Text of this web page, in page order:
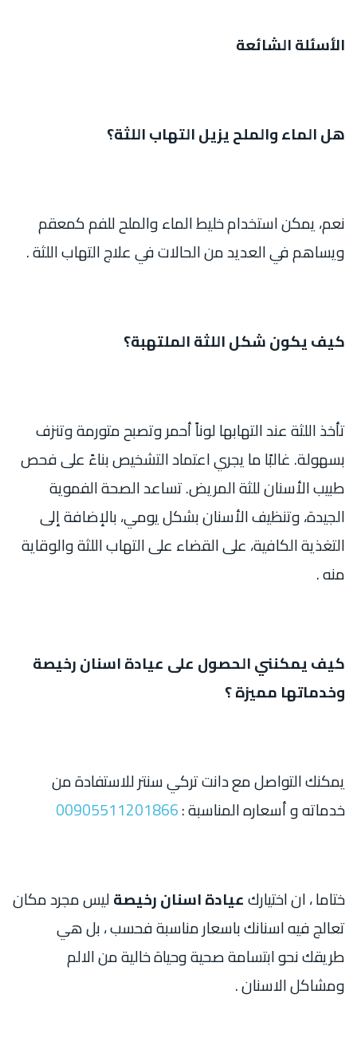
الأسئلة الشائعة
هل الماء والملح يزيل التهاب اللثة؟
نعم، يمكن استخدام خليط الماء والملح للفم كمعقم
ويساهم في العديد من الحالات في علاج التهاب اللثة .
كيف يكون شكل اللثة الملتهبة؟
تأخذ اللثة عند التهابها لوناً أحمر وتصبح متورمة وتنزف
بسهولة. غالبًا ما يجري اعتماد التشخيص بناءً على فحص
طبيب الأسنان للثة المريض. تساعد الصحة الفموية
الجيدة، وتنظيف الأسنان بشكل يومي، بالإضافة إلى
التغذية الكافية، على القضاء على التهاب اللثة والوقاية
منه .
كيف يمكنني الحصول على عيادة اسنان رخيصة
وخدماتها مميزة ؟
يمكنك التواصل مع دانت تركي سنتر للاستفادة من
خدماته و أسعاره المناسبة :00905511201866
ختاما ، ان اختياركعيادة اسنان رخيصةليس مجرد مكان
تعالج فيه اسنانك باسعار مناسبة فحسب ، بل هي
طريقك نحو ابتسامة صحية وحياة خالية من الالم
ومشاكل الاسنان .